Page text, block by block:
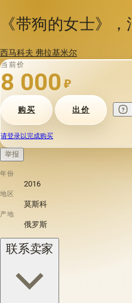
《带狗的女士》
西马科夫 弗拉基米尔
当前价
8 000 ₽
购买 出价
请登录以完成购买
举报
年份
2016
地区
莫斯科
产地
俄罗斯
联系卖家